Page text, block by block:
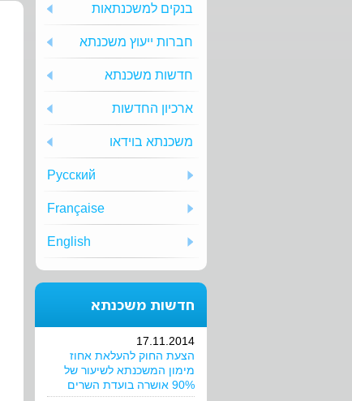
בנקים למשכנתאות
חברות ייעוץ משכנתא
חדשות משכנתא
ארכיון החדשות
משכנתא בוידאו
Русский
Française
English
חדשות משכנתא
17.11.2014
הצעת החוק להעלאת אחוז
מימון המשכנתא לשיעור של
90% אושרה בועדת השרים